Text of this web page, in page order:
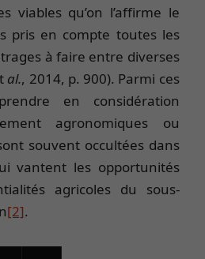
viables qu’on l’affirme le
pris en compte toutes les
à faire entre diverses
al., 2014, p. 900). Parmi ces
en considération
agronomiques ou
souvent occultées dans
vantent les opportunités
agricoles du sous-
[2].